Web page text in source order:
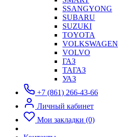
SSANGYONG
SUBARU
SUZUKI
TOYOTA
VOLKSWAGEN
VOLVO
ГАЗ
ТАГАЗ
УАЗ
+7 (861) 266-43-66
Личный кабинет
Мои закладки (0)